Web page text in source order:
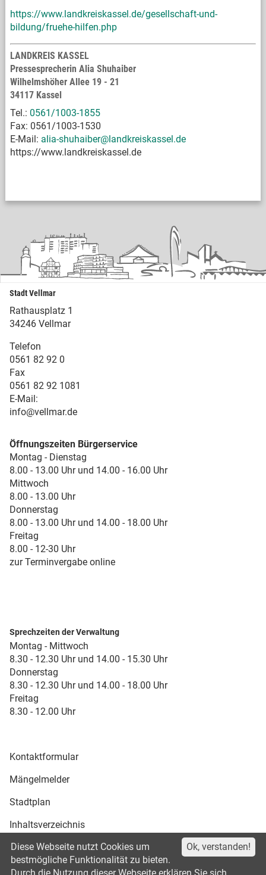
https://www.landkreiskassel.de/gesellschaft-und-
bildung/fruehe-hilfen.php
LANDKREIS KASSEL
Pressesprecherin Alia Shuhaiber
Wilhelmshöher Allee 19 - 21
34117 Kassel
Tel.: 0561/1003-1855
Fax: 0561/1003-1530
E-Mail: alia-shuhaiber@landkreiskassel.de
https://www.landkreiskassel.de
Stadt Vellmar
Rathausplatz 1
34246 Vellmar
Telefon
0561 82 92 0
Fax
0561 82 92 1081
E-Mail:
info@vellmar.de
Öffnungszeiten Bürgerservice
Montag - Dienstag
8.00 - 13.00 Uhr und 14.00 - 16.00 Uhr
Mittwoch
8.00 - 13.00 Uhr
Donnerstag
8.00 - 13.00 Uhr und 14.00 - 18.00 Uhr
Freitag
8.00 - 12-30 Uhr
zur Terminvergabe online
Sprechzeiten der Verwaltung
Montag - Mittwoch
8.30 - 12.30 Uhr und 14.00 - 15.30 Uhr
Donnerstag
8.30 - 12.30 Uhr und 14.00 - 18.00 Uhr
Freitag
8.30 - 12.00 Uhr
Kontaktformular
Mängelmelder
Stadtplan
Inhaltsverzeichnis
Druckansicht
Ok, verstanden!
Diese Webseite nutzt Cookies um
bestmögliche Funktionalität zu bieten.